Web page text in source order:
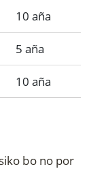
10 aña
5 aña
10 aña
bo no por